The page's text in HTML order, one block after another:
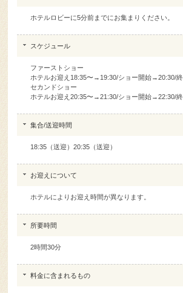
ホテルロビーに5分前までにお集まりください。
スケジュール
ファーストショー
ホテルお迎え18:35〜→19:30/ショー開始→20:30/
セカンドショー
ホテルお迎え20:35〜→21:30/ショー開始→22:30/
集合/送迎時間
18:35（送迎）20:35（送迎）
お迎えについて
ホテルによりお迎え時間が異なります。
所要時間
2時間30分
料金に含まれるもの